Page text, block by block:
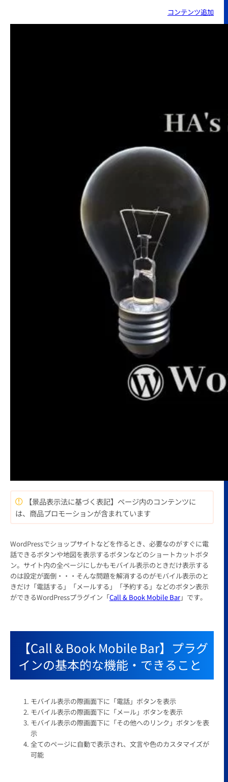
コンテンツ追加
【景品表示法に基づく表記】ページ内のコンテンツに
は、商品プロモーションが含まれています
WordPressでショップサイトなどを作るとき、必要なのがすぐに電
話できるボタンや地図を表示するボタンなどのショートカットボタ
ン。サイト内の全ページにしかもモバイル表示のときだけ表示する
のは設定が面倒・・・そんな問題を解消するのがモバイル表示のと
きだけ「電話する」「メールする」「予約する」などのボタン表示
ができるWordPressプラグイン「Call & Book Mobile Bar」です。
【Call & Book Mobile Bar】プラグ
インの基本的な機能・できること
モバイル表示の際画面下に「電話」ボタンを表示
モバイル表示の際画面下に「メール」ボタンを表示
モバイル表示の際画面下に「その他へのリンク」ボタンを表
示
全てのページに自動で表示され、文言や色のカスタマイズが
可能